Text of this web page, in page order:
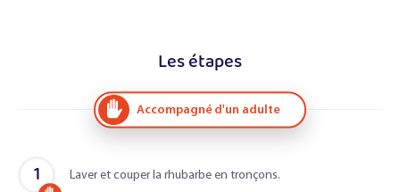
Les étapes
Accompagné d'un adulte
1
Laver et couper la rhubarbe en tronçons.